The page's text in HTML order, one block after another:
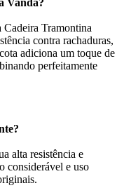
Vanda?
Tramontina
contra rachaduras,
adiciona um toque de
perfeitamente
alta resistência e
considerável e uso